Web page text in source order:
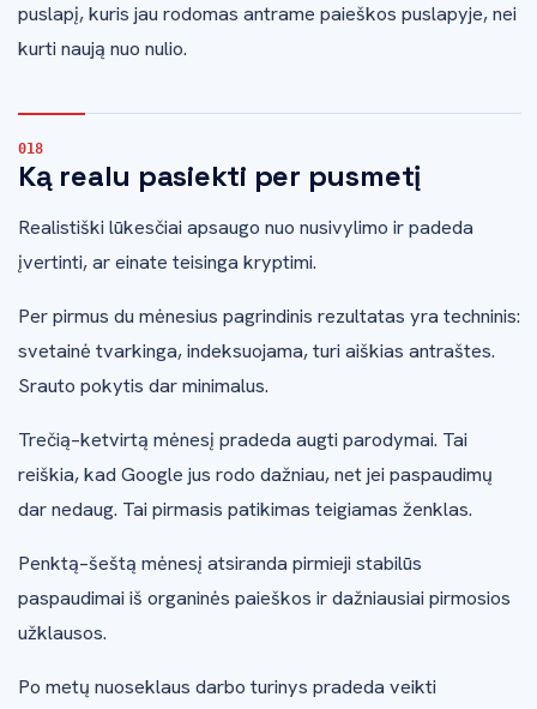
puslapį, kuris jau rodomas antrame paieškos puslapyje, nei
kurti naują nuo nulio.
Ką realu pasiekti per pusmetį
Realistiški lūkesčiai apsaugo nuo nusivylimo ir padeda
įvertinti, ar einate teisinga kryptimi.
Per pirmus du mėnesius pagrindinis rezultatas yra techninis:
svetainė tvarkinga, indeksuojama, turi aiškias antraštes.
Srauto pokytis dar minimalus.
Trečią–ketvirtą mėnesį pradeda augti parodymai. Tai
reiškia, kad Google jus rodo dažniau, net jei paspaudimų
dar nedaug. Tai pirmasis patikimas teigiamas ženklas.
Penktą–šeštą mėnesį atsiranda pirmieji stabilūs
paspaudimai iš organinės paieškos ir dažniausiai pirmosios
užklausos.
Po metų nuoseklaus darbo turinys pradeda veikti